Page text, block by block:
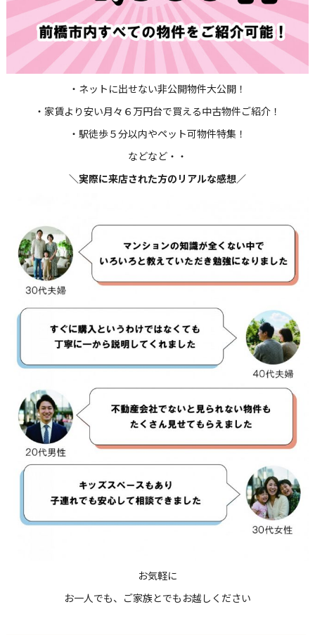
・ネットに出せない非公開物件大公開！
・家賃より安い月々６万円台で買える中古物件ご紹介！
・駅徒歩５分以内やペット可物件特集！
などなど・・
＼実際に来店された方のリアルな感想／
お気軽に
お一人でも、ご家族とでもお越しください